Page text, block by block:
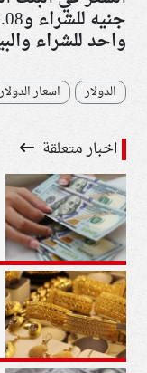
واحد للشراء
الدولار اسعار
اخبار متعلقة